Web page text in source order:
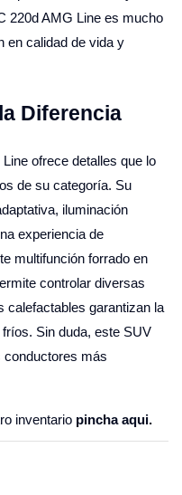
220d AMG Line es mucho
en calidad de vida y
Diferencia
ofrece detalles que lo
de su categoría. Su
iluminación
experiencia de
multifunción forrado en
controlar diversas
calefactables garantizan la
Sin duda, este SUV
conductores más
inventario pincha aqui.